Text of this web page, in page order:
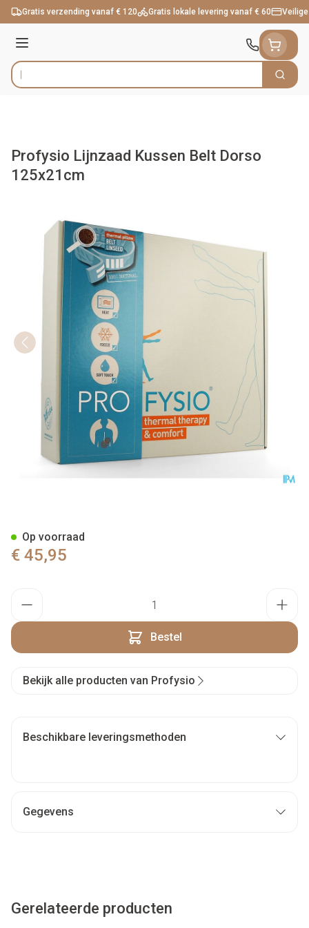
Ga naar de inhoud
Gratis verzending vanaf € 120 Gratis lokale levering vanaf € 60
Menu
Product, merk, categorie... Zoek
Profysio Lijnzaad Kussen Belt Dorso
125x21cm
€ 45,95
Bestel
Op voorraad
Bekijk alle producten van Profysio
Beschikbare leveringsmethoden
Gegevens
Gerelateerde producten